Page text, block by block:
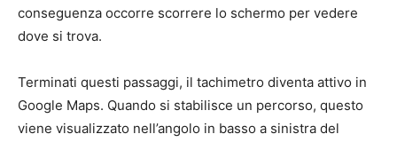
conseguenza occorre scorrere lo schermo per vedere
dove si trova.
Terminati questi passaggi, il tachimetro diventa attivo in
Google Maps. Quando si stabilisce un percorso, questo
viene visualizzato nell’angolo in basso a sinistra del